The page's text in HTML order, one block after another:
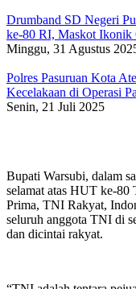
Drumband SD Negeri
ke-80 RI, Maskot Ikonik
Minggu, 31 Agustus
Polres Pasuruan Kota
Kecelakaan di Operasi
Senin, 21 Juli 2025
Bupati Warsubi, dalam
selamat atas HUT ke-
Prima, TNI Rakyat,
seluruh anggota TNI di
dan dicintai rakyat.